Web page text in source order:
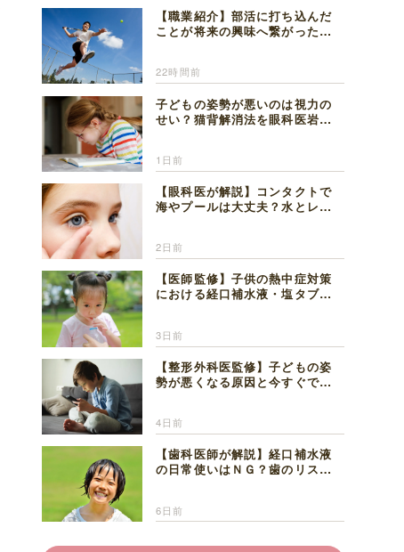
【職業紹介】部活に打ち込んだ
ことが将来の興味へ繋がった。
22時間前
子どもの姿勢が悪いのは視力の
せい？猫背解消法を眼科医岩見
1日前
【眼科医が解説】コンタクトで
海やプールは大丈夫？水とレン
2日前
【医師監修】子供の熱中症対策
における経口補水液・塩タブレ
3日前
【整形外科医監修】子どもの姿
勢が悪くなる原因と今すぐでき
4日前
【歯科医師が解説】経口補水液
の日常使いはＮＧ？歯のリスク
6日前